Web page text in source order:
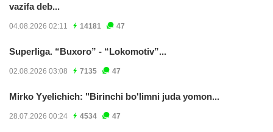
vazifa deb...
04.08.2026 02:11 14181 47
Superliga. “Buxoro” - “Lokomotiv”...
02.08.2026 03:08 7135 47
Mirko Yyelichich: "Birinchi bo'limni juda yomon...
28.07.2026 00:24 4534 47